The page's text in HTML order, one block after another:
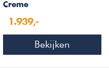
Creme
1.939,-
Bekijken